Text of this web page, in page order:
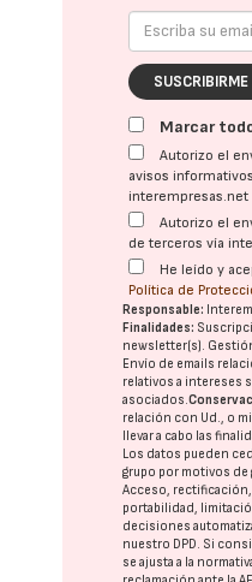
Marcar
Autorizo el
avisos
interempresas.net
Autorizo el
de terceros vía
He leído y
Política de
Responsable:
Finalidades:
newsletter(s).
Envío de emails
relativos a intereses
asociados.
relación con Ud., o
llevar a cabo las
Los datos pueden
grupo por motivos
Acceso,
portabilidad,
decisiones
nuestro DPD . Si
se ajusta a la